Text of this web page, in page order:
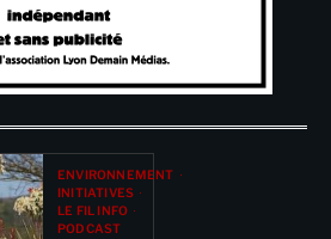
ENVIRONNEMENT
INITIATIVES
LE FIL INFO
PODCAST